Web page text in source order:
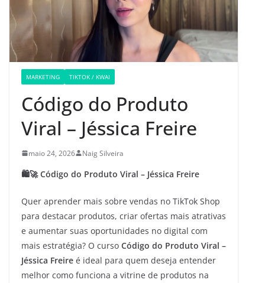
MARKETING TIKTOK / KWAI
Código do Produto
Viral – Jéssica Freire
maio 24, 2026 Naig Silveira
🛍️🚀 Código do Produto Viral – Jéssica Freire
Quer aprender mais sobre vendas no TikTok Shop
para destacar produtos, criar ofertas mais atrativas
e aumentar suas oportunidades no digital com
mais estratégia? O curso Código do Produto Viral –
Jéssica Freire é ideal para quem deseja entender
melhor como funciona a vitrine de produtos na